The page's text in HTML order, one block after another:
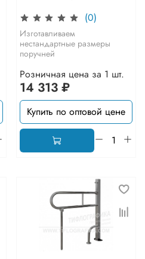
(0)
Изготавливаем
нестандартные размеры
поручней
Розничная цена за 1 шт.
14 313 ₽
Купить по оптовой цене